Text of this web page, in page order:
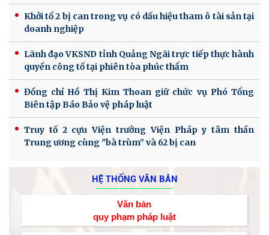
Khởi tố 2 bị can trong vụ có dấu hiệu tham ô tài sản tại
doanh nghiệp
Lãnh đạo VKSND tỉnh Quảng Ngãi trực tiếp thực hành
quyền công tố tại phiên tòa phúc thẩm
Đồng chí Hồ Thị Kim Thoan giữ chức vụ Phó Tổng
Biên tập Báo Bảo vệ pháp luật
Truy tố 2 cựu Viện trưởng Viện Pháp y tâm thần
Trung ương cùng "bà trùm” và 62 bị can
HỆ THỐNG VĂN BẢN
Văn bản
quy phạm pháp luật